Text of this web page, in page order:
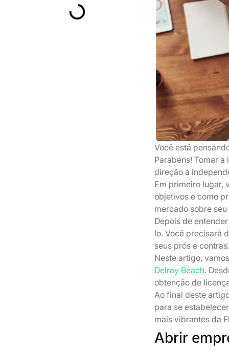
Você está
Parabéns! Tomar
direção à
Em primeiro lugar,
objetivos e como
mercado sobre
Depois de
lo. Você precisará
seus prós e
Neste artigo,
Delray Beach.
obtenção de
Ao final deste
para se
mais vibrantes da
Abrir